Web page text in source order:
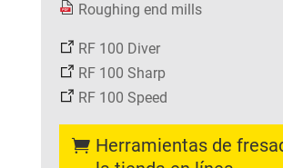
Roughing end mills
RF 100 Diver
RF 100 Sharp
RF 100 Speed
Herramientas de